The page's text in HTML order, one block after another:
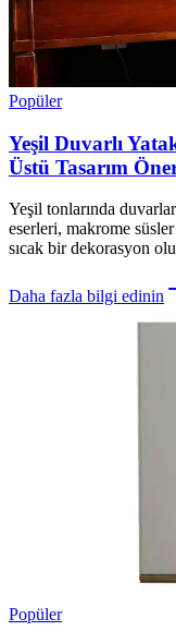
Popüler
Yeşil Duvarlı
Üstü Tasarım
Yeşil tonlarında
eserleri, makrome
sıcak bir dekorasyon
Daha fazla bilgi edinin
Popüler